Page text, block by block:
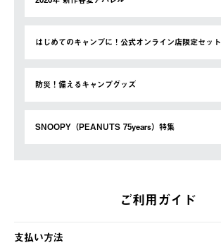
はじめてのキャンプに！公式オンライン店限定セット
防災！備えるキャンプグッズ
SNOOPY（PEANUTS 75years）特集
ご利用ガイド
支払い方法